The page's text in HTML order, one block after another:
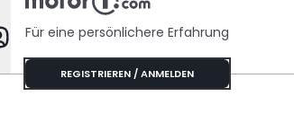
Specials
Für eine persönlichere Erfahrung
REGISTRIEREN / ANMELDEN